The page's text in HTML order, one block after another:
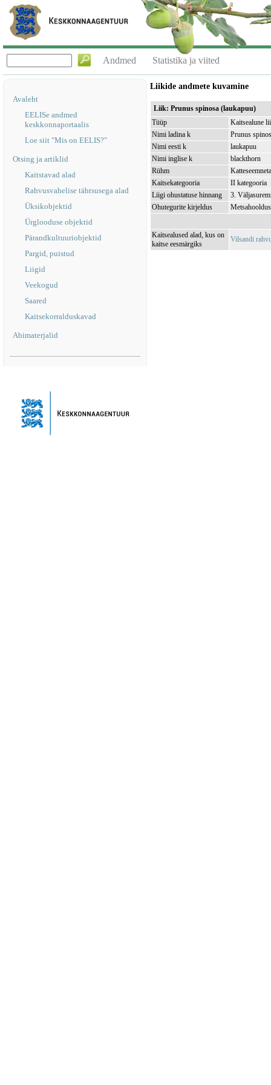
Andmed Statistika ja viited
Avaleht
EELISe andmed
keskkonnaportaalis
Loe siit "Mis on EELIS?"
Otsing ja artiklid
Kaitstavad alad
Rahvusvahelise tähtsusega alad
Üksikobjektid
Ürglooduse objektid
Pärandkultuuriobjektid
Pargid, puistud
Liigid
Veekogud
Saared
Kaitsekorralduskavad
Abimaterjalid
Liikide andmete kuvamine
Liik: Prunus spinosa (laukapuu)
Tüüp
Kaitsealune
Nimi ladina k
Prunus
Nimi eesti k
laukapuu
Nimi inglise k
blackthorn
Rühm
Kaitsekategooria
II kategooria
Liigi ohustatuse hinnang
3.
Ohutegurite kirjeldus
Kaitsealused alad, kus on
kaitse eesmärgiks
Vilsandi